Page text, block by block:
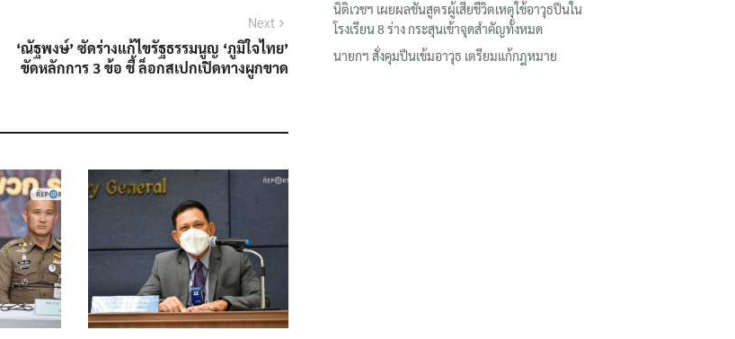
Next
‘ณัฐพงษ์’ ซัดร่างแก้ไขรัฐธรรมนูญ ‘ภูมิใจไทย’
ขัดหลักการ 3 ข้อ ชี้ ล็อกสเปกเปิดทางผูกขาด
นิติเวชฯ เผยผลชันสูตรผู้เสียชีวิตเหตุใช้อาวุธปืนใน
โรงเรียน 8 ร่าง กระสุนเข้าจุดสำคัญทั้งหมด
นายกฯ สั่งคุมปืนเข้มอาวุธ เตรียมแก้กฎหมาย